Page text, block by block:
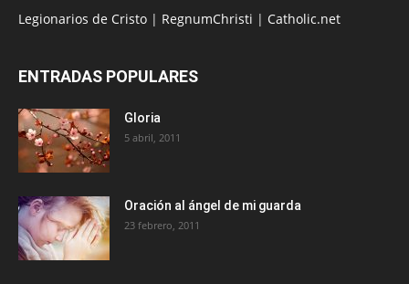
Legionarios de Cristo | RegnumChristi | Catholic.net
ENTRADAS POPULARES
Gloria
5 abril, 2011
Oración al ángel de mi guarda
23 febrero, 2011